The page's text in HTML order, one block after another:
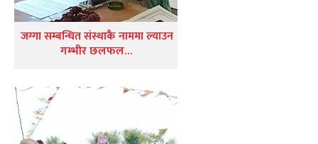
जग्गा सम्बन्धित संस्थाकै नाममा ल्याउन
गम्भीर छलफल…